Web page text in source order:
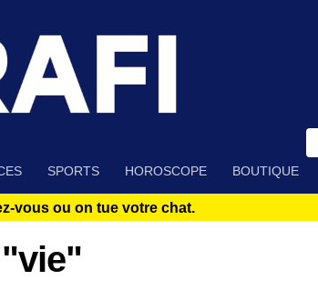
SPORTS HOROSCOPE BOUTIQUE
vous ou on tue votre chat.